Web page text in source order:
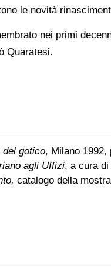
le novità
nei primi
Quaratesi.
del gotico, Milano
agli Uffizi, a cura
catalogo della